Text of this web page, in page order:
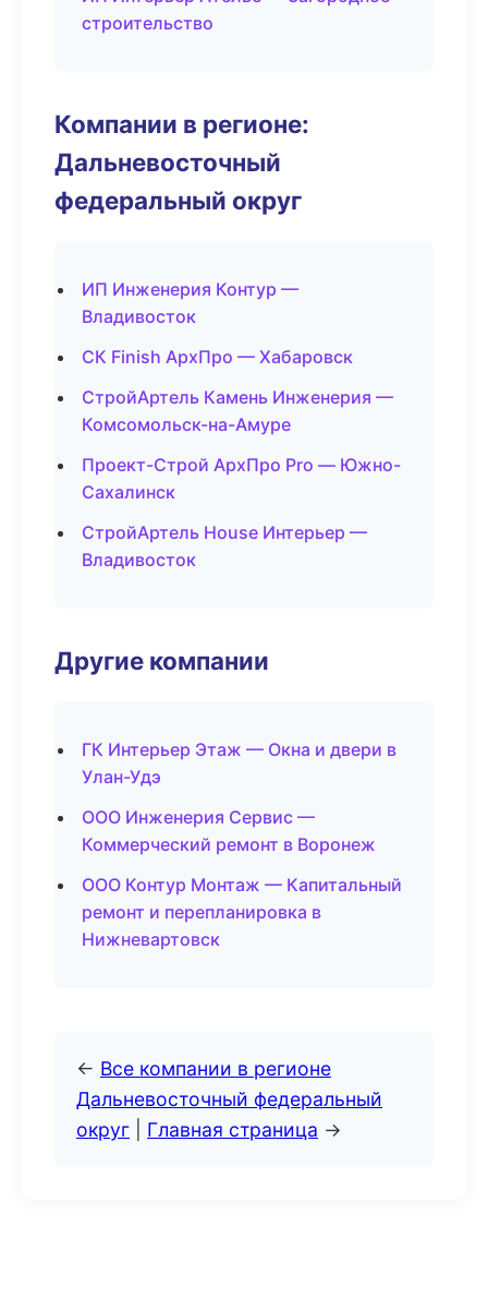
строительство
Компании в регионе:
Дальневосточный
федеральный округ
ИП Инженерия Контур —
Владивосток
СК Finish АрхПро — Хабаровск
СтройАртель Камень Инженерия —
Комсомольск-на-Амуре
Проект-Строй АрхПро Pro — Южно-
Сахалинск
СтройАртель House Интерьер —
Владивосток
Другие компании
ГК Интерьер Этаж — Окна и двери в
Улан-Удэ
ООО Инженерия Сервис —
Коммерческий ремонт в Воронеж
ООО Контур Монтаж — Капитальный
ремонт и перепланировка в
Нижневартовск
← Все компании в регионе
Дальневосточный федеральный
округ
Главная страница →